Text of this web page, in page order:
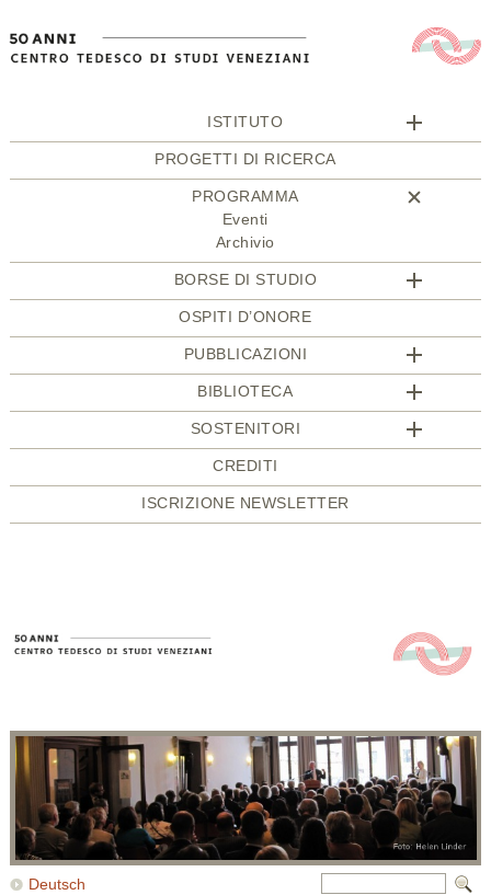
ISTITUTO
PROGETTI DI RICERCA
PROGRAMMA
Eventi
Archivio
BORSE DI STUDIO
OSPITI D’ONORE
PUBBLICAZIONI
BIBLIOTECA
SOSTENITORI
CREDITI
ISCRIZIONE NEWSLETTER
Deutsch